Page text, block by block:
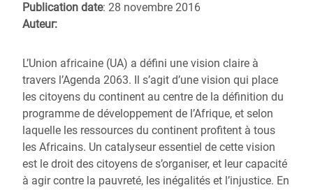
Publication date: 28 novembre 2016
Auteur:
L’Union africaine (UA) a défini une vision claire à
travers l’Agenda 2063. Il s’agit d’une vision qui place
les citoyens du continent au centre de la définition du
programme de développement de l’Afrique, et selon
laquelle les ressources du continent profitent à tous
les Africains. Un catalyseur essentiel de cette vision
est le droit des citoyens de s’organiser, et leur capacité
à agir contre la pauvreté, les inégalités et l’injustice. En